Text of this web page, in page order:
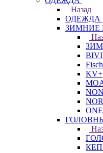
Назад
ОДЕЖДА
ЗИМНИЕ
KV+